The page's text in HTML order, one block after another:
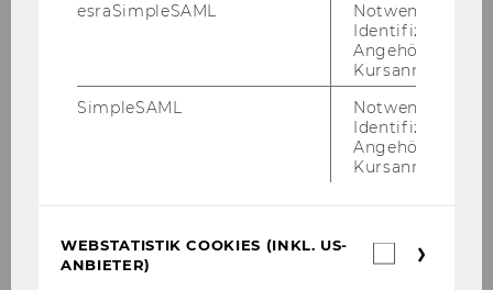
Datum 27.02.2020
Institut für Unternehmensrecht
esraSimpleSAML
Notwendig zur
Identifizierung
Angehörige/r für
Kursanmeldung.
SimpleSAML
Notwendig zur
Identifizierung
Angehörige/r für
Kursanmeldung.
WEBSTATISTIK COOKIES (INKL. US-
ANBIETER)